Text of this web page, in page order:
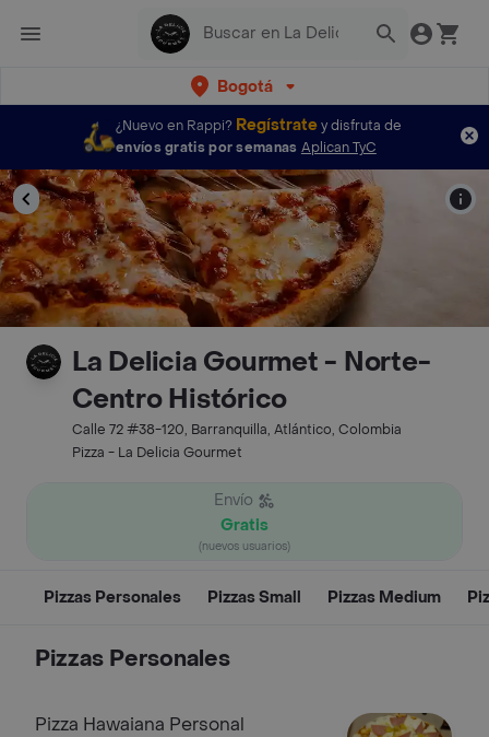
Bogotá
¿Nuevo en Rappi? Regístratey disfruta de
envíos gratis por semanas Aplican TyC
La Delicia Gourmet - Norte-
Centro Histórico
Calle 72 #38-120, Barranquilla, Atlántico, Colombia
Pizza - La Delicia Gourmet
Envío
Gratis
(nuevos usuarios)
Pizzas Personales Pizzas Small Pizzas Medium
Pizzas Personales
Pizza Hawaiana Personal